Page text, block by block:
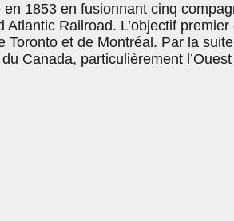
1853 en fusionnant cinq
Railroad. L’objectif premier
Toronto et de Montréal. Par la
Canada, particulièrement l’Ouest